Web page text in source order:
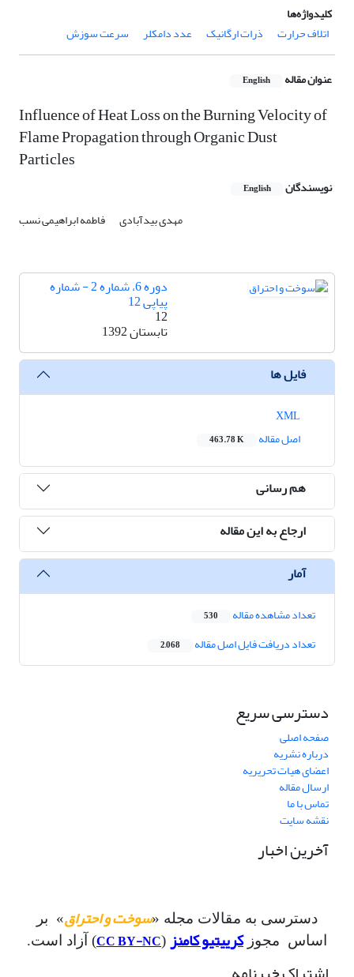
کلیدواژه‌ها
اتلاف حرارت
ذرات ارگانیک عدد دامکلر سرعت سوزش
عنوان مقاله English
Influence of Heat Loss on the Burning Velocity of
Flame Propagation through Organic Dust
Particles
نویسندگان English
مهدی بیدآبادی فاطمه ابراهیمی نسب
دوره 6، شماره 2 - شماره
پیاپی 12
12
تابستان 1392
فایل ها
اصل مقاله
463.78 K
هم رسانی
ارجاع به این مقاله
آمار
تعداد مشاهده مقاله 530
تعداد دریافت فایل اصل مقاله 2,068
دسترسی سریع
صفحه اصلی
درباره نشریه
اعضای هیات تحریریه
ارسال مقاله
تماس با ما
نقشه سایت
آخرین اخبار
دسترسی به مقالات مجله «سوخت و احتراق» بر
اساس مجوزکرییتیو کامنز (
CC BY-NC) آزاد است.